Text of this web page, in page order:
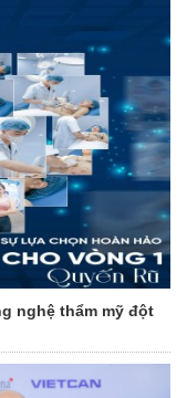
nghệ thẩm mỹ đột